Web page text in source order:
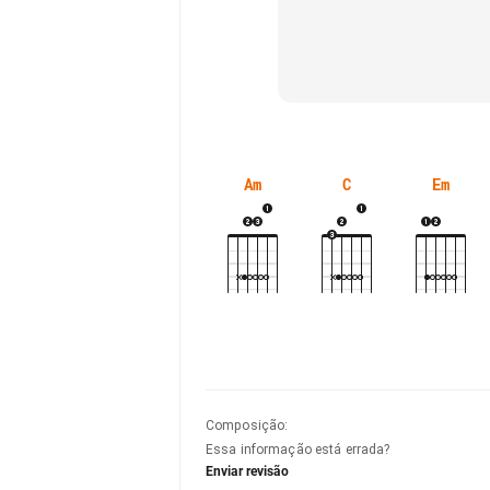
Am C Em
Composição:
Essa informação está errada?
Enviar revisão